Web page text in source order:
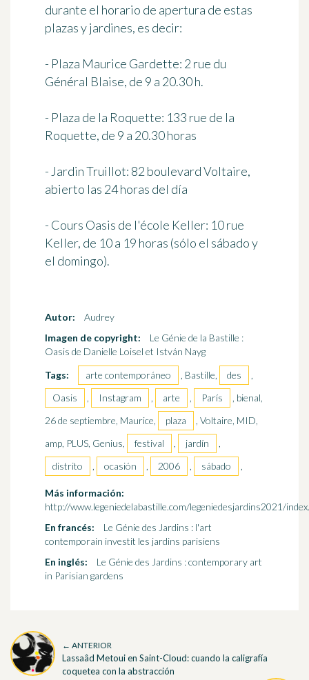
durante el horario de apertura de estas
plazas y jardines, es decir:
- Plaza Maurice Gardette: 2 rue du
Général Blaise, de 9 a 20.30 h.
- Plaza de la Roquette: 133 rue de la
Roquette, de 9 a 20.30 horas
- Jardin Truillot: 82 boulevard Voltaire,
abierto las 24 horas del día
- Cours Oasis de l'école Keller: 10 rue
Keller, de 10 a 19 horas (sólo el sábado y
el domingo).
Autor:
Audrey
Imagen de copyright:
Le Génie de la Bastille :
Oasis de Danielle Loisel et István Nayg
Tags:
arte contemporáneo , Bastille, des
,
Oasis
, Instagram , arte , París
, bienal,
26 de septiembre, Maurice,
plaza
, Voltaire, MID,
amp, PLUS, Genius,
festival , jardín
,
distrito
, ocasión , 2006 , sábado ,
Más información:
http://www.legeniedelabastille.com/legeniedesjardins2021/
En francés:
Le Génie des Jardins : l'art
contemporain investit les jardins parisiens
En inglés:
Le Génie des Jardins : contemporary art
in Parisian gardens
← ANTERIOR
Lassaâd Metoui en Saint-Cloud: cuando la caligrafía
coquetea con la abstracción